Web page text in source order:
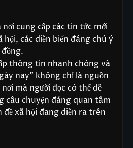
cung cấp các tin tức mới
hội, các diễn biến đáng chú ý
thông tin nhanh chóng và
nay" không chỉ là nguồn
mà người đọc có thể dễ
câu chuyện đáng quan tâm
đề xã hội đang diễn ra trên